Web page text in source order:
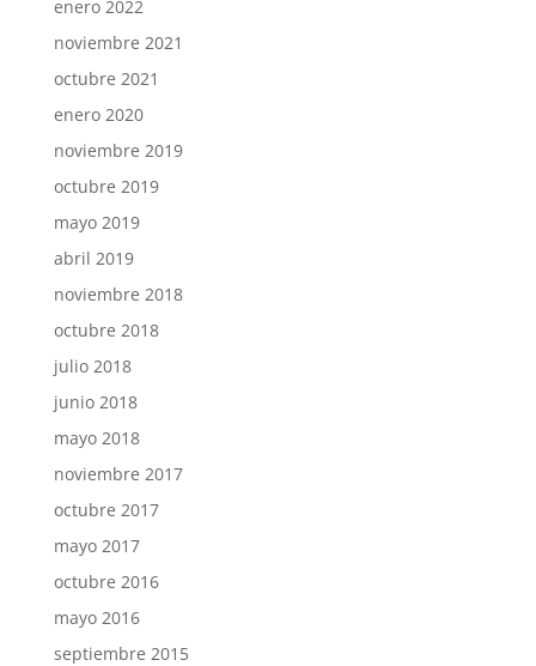
enero 2022
noviembre 2021
octubre 2021
enero 2020
noviembre 2019
octubre 2019
mayo 2019
abril 2019
noviembre 2018
octubre 2018
julio 2018
junio 2018
mayo 2018
noviembre 2017
octubre 2017
mayo 2017
octubre 2016
mayo 2016
septiembre 2015